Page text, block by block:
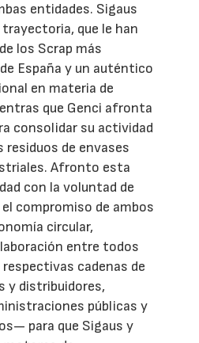
entidades. Sigaus
que le han
los Scrap más
España y un auténtico
en materia de
que Genci afronta
consolidar su actividad
residuos de envases
Afronto esta
con la voluntad de
compromiso de ambos
circular,
entre todos
cadenas de
y distribuidores,
públicas y
para que Sigaus y